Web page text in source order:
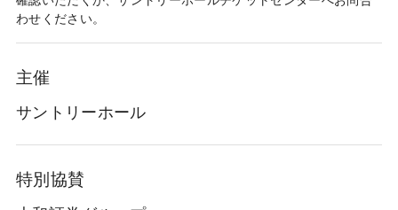
わせください。
主催
サントリーホール
特別協賛